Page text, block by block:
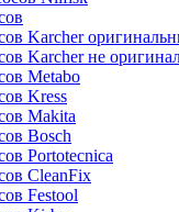
Karcher
Karcher не
Metabo
Kress
Makita
Bosch
Portotecnica
CleanFix
Festool